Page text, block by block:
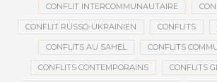
CONFLIT INTERCOMMUNAUTAIRE
CONFLIT RUSSO-UKRAINIEN CONFLITS
CONFLITS AU SAHEL CONFLITS
CONFLITS CONTEMPORAINS CONFLITS